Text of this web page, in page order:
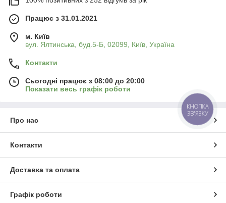
Працює з 31.01.2021
м. Київ
вул. Ялтинська, буд.5-Б, 02099, Київ, Україна
Контакти
Сьогодні працює з 08:00 до 20:00
Показати весь графік роботи
Про нас
Контакти
Доставка та оплата
Графік роботи
КНОПКА
ЗВ'ЯЗКУ